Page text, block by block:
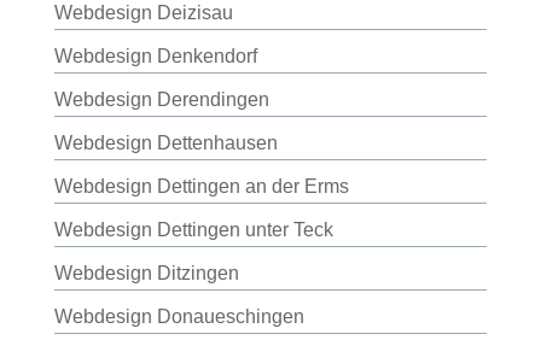
Webdesign Deizisau
Webdesign Denkendorf
Webdesign Derendingen
Webdesign Dettenhausen
Webdesign Dettingen an der Erms
Webdesign Dettingen unter Teck
Webdesign Ditzingen
Webdesign Donaueschingen